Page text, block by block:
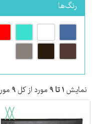
رنگ‌ها
نمایش ۱ تا ۹ مورد از کل ۹